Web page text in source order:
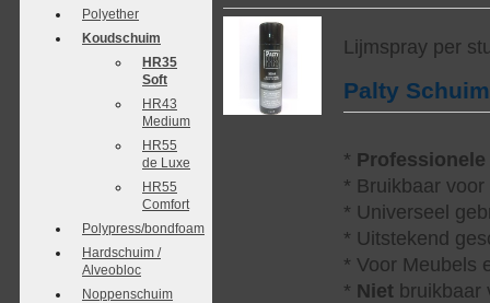
Polyether
Koudschuim
HR35
Soft
HR43
Medium
HR55
de Luxe
HR55
Comfort
Polypress/bondfoam
Hardschuim /
Alveobloc
Noppenschuim
Lijmspray per
Palty
* Professionele
* Bruikbaar
* Universeel
* Uitstekend
* Voor Meubels
* Niet bruikbaar